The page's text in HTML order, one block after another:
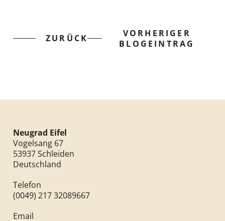
ZURÜCK
VORHERIGER
BLOGEINTRAG
Neugrad Eifel
Vogelsang 67
53937 Schleiden
Deutschland
Telefon
(0049) 217 32089667
Email